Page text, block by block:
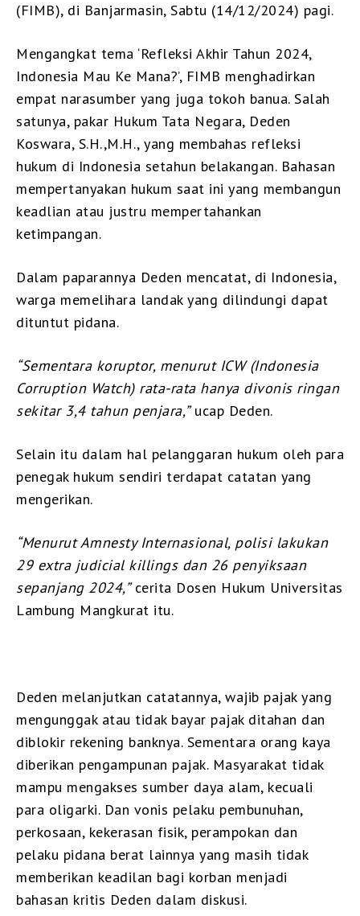
(FIMB), di Banjarmasin, Sabtu (14/12/2024) pagi.
Mengangkat tema ‘Refleksi Akhir Tahun 2024,
Indonesia Mau Ke Mana?’, FIMB menghadirkan
empat narasumber yang juga tokoh banua. Salah
satunya, pakar Hukum Tata Negara, Deden
Koswara, S.H.,M.H., yang membahas refleksi
hukum di Indonesia setahun belakangan. Bahasan
mempertanyakan hukum saat ini yang membangun
keadlian atau justru mempertahankan
ketimpangan.
Dalam paparannya Deden mencatat, di Indonesia,
warga memelihara landak yang dilindungi dapat
dituntut pidana.
“Sementara koruptor, menurut ICW (Indonesia
Corruption Watch) rata-rata hanya divonis ringan
sekitar 3,4 tahun penjara,”ucap Deden.
Selain itu dalam hal pelanggaran hukum oleh para
penegak hukum sendiri terdapat catatan yang
mengerikan.
“Menurut Amnesty Internasional, polisi lakukan
29 extra judicial killings dan 26 penyiksaan
sepanjang 2024,”cerita Dosen Hukum Universitas
Lambung Mangkurat itu.
Deden melanjutkan catatannya, wajib pajak yang
mengunggak atau tidak bayar pajak ditahan dan
diblokir rekening banknya. Sementara orang kaya
diberikan pengampunan pajak. Masyarakat tidak
mampu mengakses sumber daya alam, kecuali
para oligarki. Dan vonis pelaku pembunuhan,
perkosaan, kekerasan fisik, perampokan dan
pelaku pidana berat lainnya yang masih tidak
memberikan keadilan bagi korban menjadi
bahasan kritis Deden dalam diskusi.